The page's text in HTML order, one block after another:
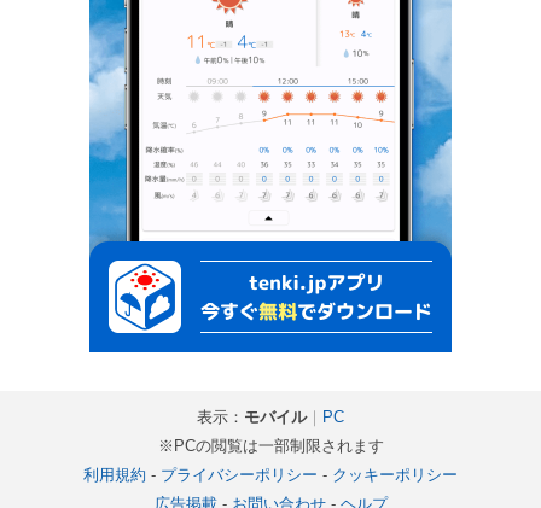
表示： モバイル｜
PC
※PCの閲覧は一部制限されます
利用規約 - プライバシーポリシー - クッキーポリシー
広告掲載- お問い合わせ- ヘルプ